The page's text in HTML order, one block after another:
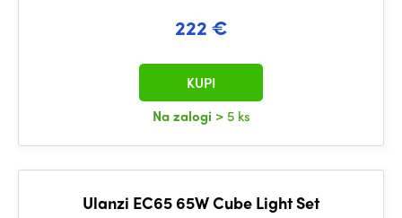
222 €
Na zalogi > 5 ks
KUPI
Ulanzi EC65 65W Cube Light Set